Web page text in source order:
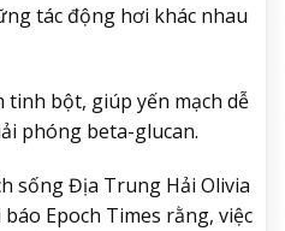
tác động hơi khác nhau
tinh bột, giúp yến mạch dễ
phóng beta-glucan.
sống Địa Trung Hải Olivia
Epoch Times rằng, việc